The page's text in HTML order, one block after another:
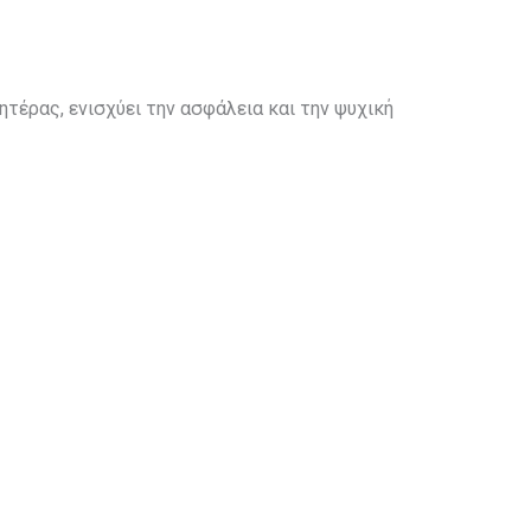
ενισχύει την ασφάλεια και την ψυχική